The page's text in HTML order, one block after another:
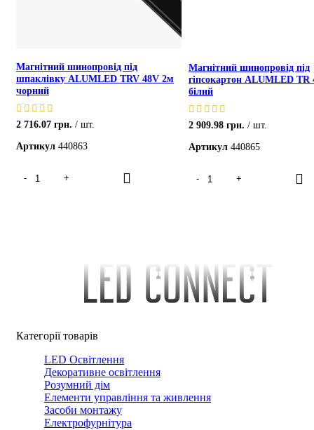
Магнітний шинопровід під
шпаклівку ALUMLED TRV 48V 2м
чорний
2 716.07 грн.
шт.
Артикул 440863
Магнітний шинопровід під
гіпсокартон ALUMLED TR
білий
2 909.98 грн.
шт.
Артикул 440865
Категорії товарів
LED Освітлення
Декоративне освітлення
Розумний дім
Елементи управління та живлення
Засоби монтажу
Електрофурнітура